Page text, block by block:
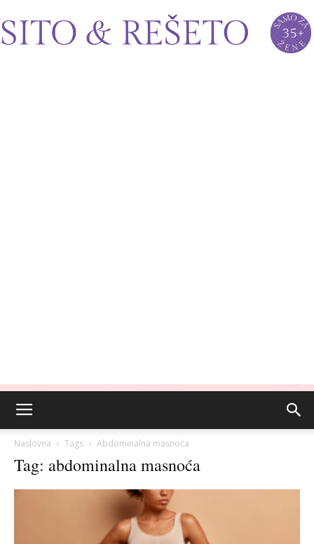
Naslovna Tags Abdominalna masnoća
Tag: abdominalna masnoća